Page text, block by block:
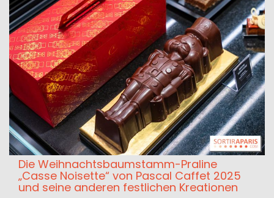
Die Weihnachtsbaumstamm-Praline
„Casse Noisette“ von Pascal Caffet 2025
und seine anderen festlichen Kreationen